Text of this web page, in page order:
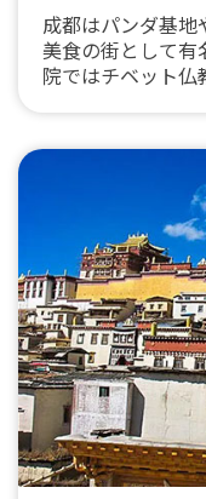
成都はパンダ基地
美食の街として有
院ではチベット仏